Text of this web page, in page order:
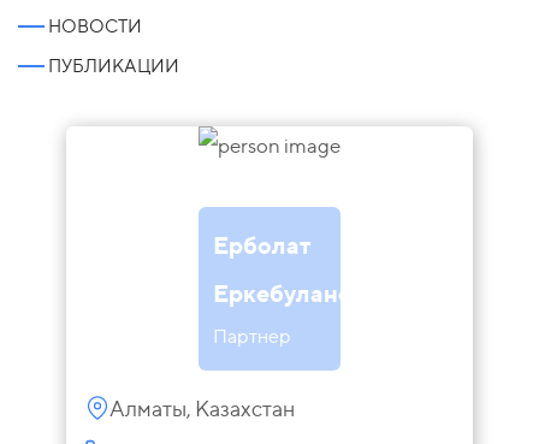
НОВОСТИ
ПУБЛИКАЦИИ
Ерболат
Еркебуланов
Партнер
Алматы, Казахстан